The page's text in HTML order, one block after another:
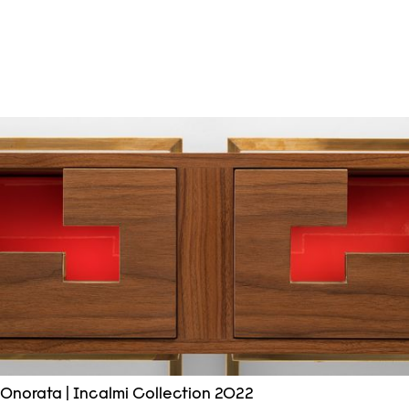
Onorata | Incalmi Collection 2022